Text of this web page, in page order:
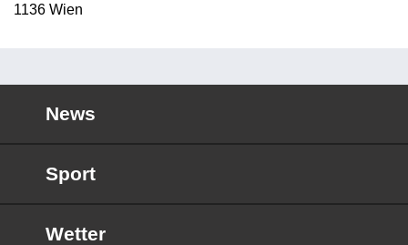
1136 Wien
News
Sport
Wetter